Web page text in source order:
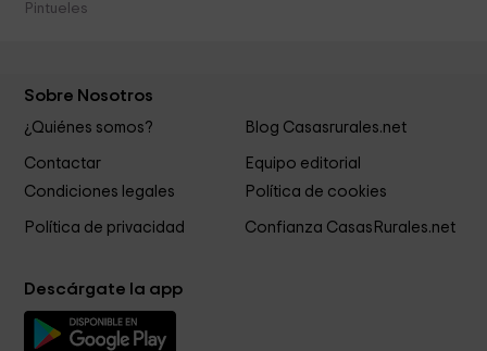
Pintueles
Sobre Nosotros
¿Quiénes somos? Blog Casasrurales.net
Contactar
Equipo editorial
Condiciones legales
Política de cookies
Política de privacidad Confianza CasasRurales.net
Descárgate la app